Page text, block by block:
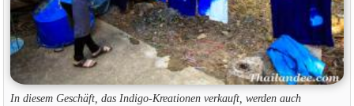
In diesem Geschäft, das Indigo-Kreationen verkauft, werden auch